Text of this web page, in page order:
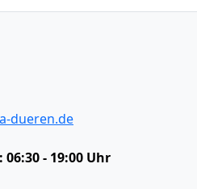
dueren.de
06:30 - 19:00 Uhr